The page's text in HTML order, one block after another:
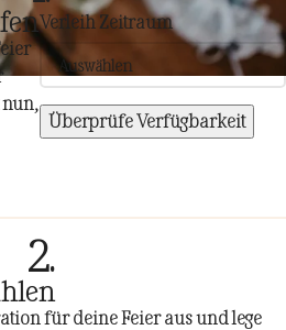
nun,
Verleih Zeitraum
Überprüfe Verfügbarkeit
2.
für deine Feier aus und lege